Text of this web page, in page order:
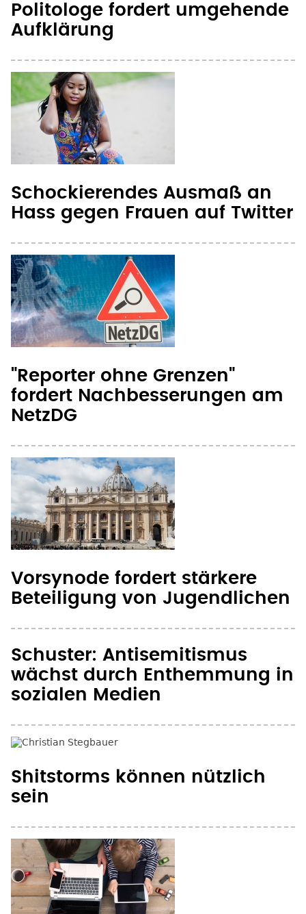
Politologe fordert umgehende
Aufklärung
Schockierendes Ausmaß an
Hass gegen Frauen auf Twitter
"Reporter ohne Grenzen"
fordert Nachbesserungen am
NetzDG
Vorsynode fordert stärkere
Beteiligung von Jugendlichen
Schuster: Antisemitismus
wächst durch Enthemmung in
sozialen Medien
Shitstorms können nützlich
sein